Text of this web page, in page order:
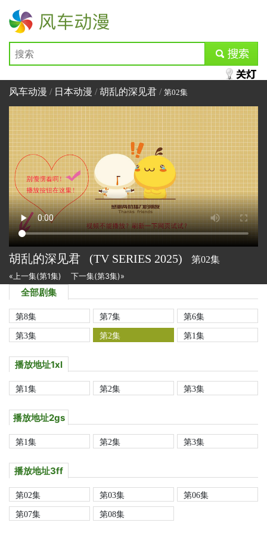
风车动漫
submit
风车动漫 / 日本动漫 /胡乱的深见君 / 第02集
胡乱的深见君 (TV SERIES 2025) 第02集
«上一集(第1集) 下一集(第3集)»
全部剧集
第8集 第7集
第6集
第3集
第2集 第1集
播放地址1xl
第1集 第2集 第3集
播放地址2gs
第1集 第2集 第3集
播放地址3ff
第02集 第03集
第06集
第07集
第08集